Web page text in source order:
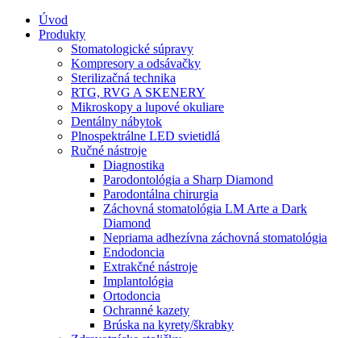
Úvod
Produkty
Stomatologické súpravy
Kompresory a odsávačky
Sterilizačná technika
RTG, RVG A SKENERY
Mikroskopy a lupové okuliare
Dentálny nábytok
Plnospektrálne LED svietidlá
Ručné nástroje
Diagnostika
Parodontológia a Sharp Diamond
Parodontálna chirurgia
Záchovná stomatológia LM Arte a Dark
Diamond
Nepriama adhezívna záchovná stomatológia
Endodoncia
Extrakčné nástroje
Implantológia
Ortodoncia
Ochranné kazety
Brúska na kyrety/škrabky